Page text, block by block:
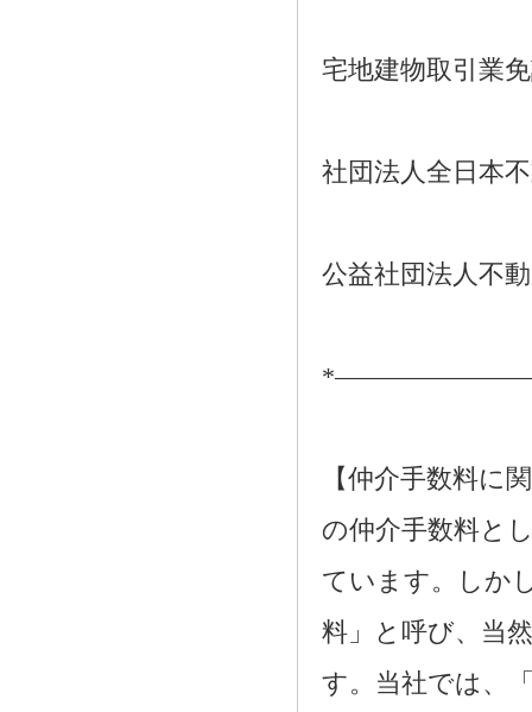
宅地建物取引業
社団法人全日本
公益社団法人不
【仲介手数料に
の仲介手数料と
ています。しか
料」と呼び、当
す。当社では、